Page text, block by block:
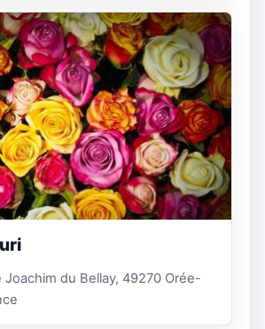
Joachim du Bellay, 49270 Orée-